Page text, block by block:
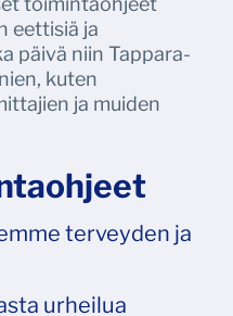
eettisiä ja
päivä niin Tappara-
kuten
ja muiden
terveyden ja
urheilua